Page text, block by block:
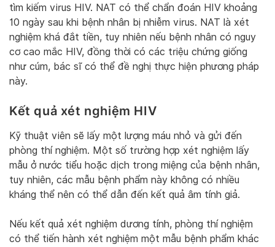
tìm kiếm virus HIV. NAT có thể chẩn đoán HIV khoảng
10 ngày sau khi bệnh nhân bị nhiễm virus. NAT là xét
nghiệm khá đắt tiền, tuy nhiên nếu bệnh nhân có nguy
cơ cao mắc HIV, đồng thời có các triệu chứng giống
như cúm, bác sĩ có thể đề nghị thực hiện phương pháp
này.
Kết quả xét nghiệm HIV
Kỹ thuật viên sẽ lấy một lượng máu nhỏ và gửi đến
phòng thí nghiệm. Một số trường hợp xét nghiệm lấy
mẫu ở nước tiểu hoặc dịch trong miệng của bệnh nhân,
tuy nhiên, các mẫu bệnh phẩm này không có nhiều
kháng thể nên có thể dẫn đến kết quả âm tính giả.
Nếu kết quả xét nghiệm dương tính, phòng thí nghiệm
có thể tiến hành xét nghiệm một mẫu bệnh phẩm khác